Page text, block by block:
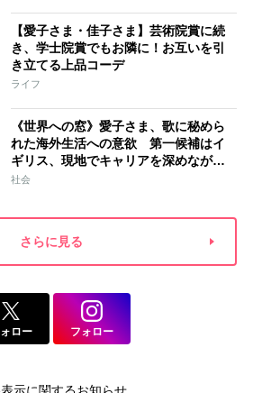
【愛子さま・佳子さま】芸術院賞に続
き、学士院賞でもお隣に！お互いを引
き立てる上品コーデ
ライフ
《世界への窓》愛子さま、歌に秘めら
れた海外生活への意欲 第一候補はイ
ギリス、現地でキャリアを深めながら
海外経験を積まれる選択肢も
社会
さらに見る
ロー フォロー